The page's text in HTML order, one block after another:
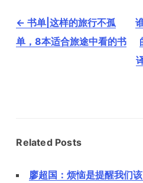
文
章
导
← 书单|这样的旅行不孤
单，8本适合旅途中看的书
Related Posts
廖超国：烦恼是提醒我们